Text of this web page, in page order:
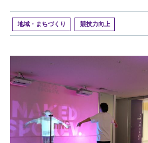
地域・まちづくり 競技力向上